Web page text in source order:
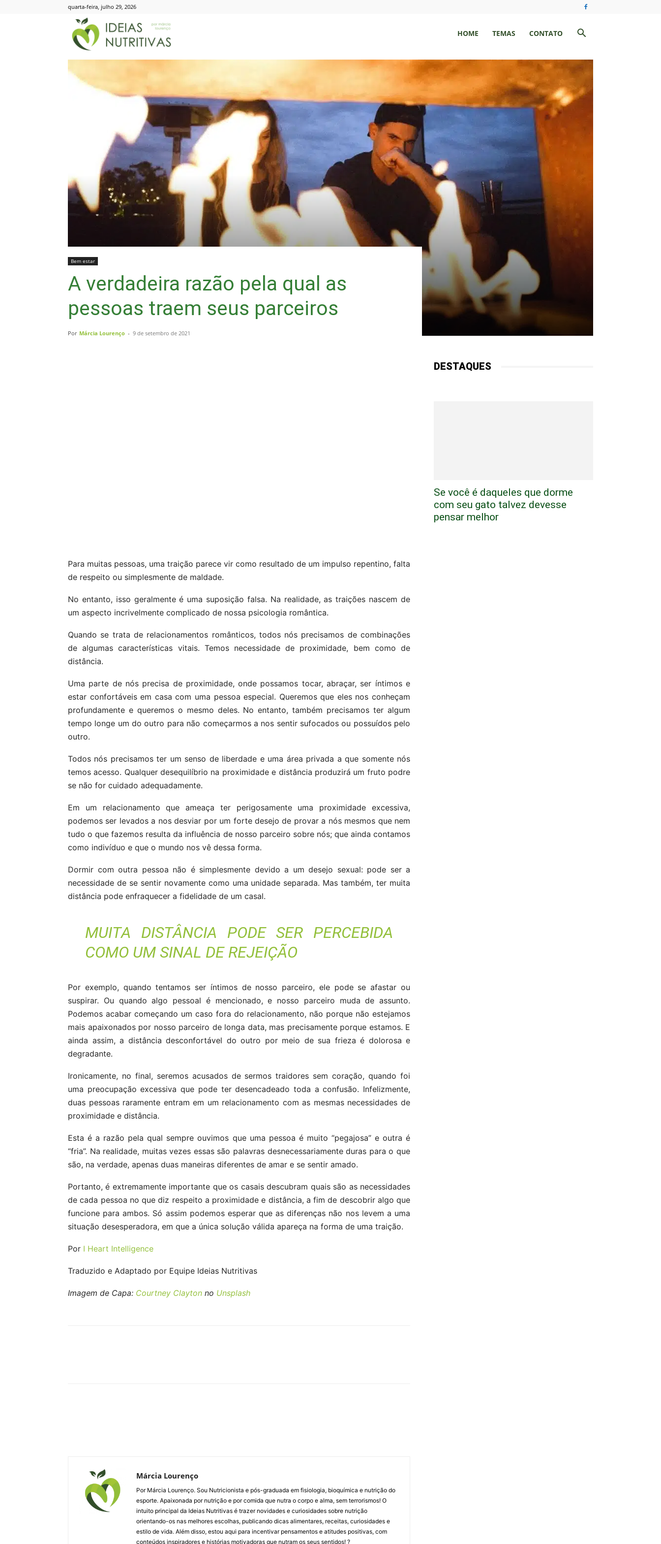
quarta-feira, julho 29, 2026
HOME TEMAS CONTATO
Bem estar
A verdadeira razão pela qual as
pessoas traem seus parceiros
Por Márcia Lourenço - 9 de setembro de 2021
Para muitas pessoas, uma traição parece vir como resultado de um impulso repentino, falta
de respeito ou simplesmente de maldade.
No entanto, isso geralmente é uma suposição falsa. Na realidade, as traições nascem de
um aspecto incrivelmente complicado de nossa psicologia romântica.
Quando se trata de relacionamentos românticos, todos nós precisamos de combinações
de algumas características vitais. Temos necessidade de proximidade, bem como de
distância.
Uma parte de nós precisa de proximidade, onde possamos tocar, abraçar, ser íntimos e
estar confortáveis em casa com uma pessoa especial. Queremos que eles nos conheçam
profundamente e queremos o mesmo deles. No entanto, também precisamos ter algum
tempo longe um do outro para não começarmos a nos sentir sufocados ou possuídos pelo
outro.
Todos nós precisamos ter um senso de liberdade e uma área privada a que somente nós
temos acesso. Qualquer desequilíbrio na proximidade e distância produzirá um fruto podre
se não for cuidado adequadamente.
Em um relacionamento que ameaça ter perigosamente uma proximidade excessiva,
podemos ser levados a nos desviar por um forte desejo de provar a nós mesmos que nem
tudo o que fazemos resulta da influência de nosso parceiro sobre nós; que ainda contamos
como indivíduo e que o mundo nos vê dessa forma.
Dormir com outra pessoa não é simplesmente devido a um desejo sexual: pode ser a
necessidade de se sentir novamente como uma unidade separada. Mas também, ter muita
distância pode enfraquecer a fidelidade de um casal.
MUITA DISTÂNCIA PODE SER PERCEBIDA
COMO UM SINAL DE REJEIÇÃO
Por exemplo, quando tentamos ser íntimos de nosso parceiro, ele pode se afastar ou
suspirar. Ou quando algo pessoal é mencionado, e nosso parceiro muda de assunto.
Podemos acabar começando um caso fora do relacionamento, não porque não estejamos
mais apaixonados por nosso parceiro de longa data, mas precisamente porque estamos. E
ainda assim, a distância desconfortável do outro por meio de sua frieza é dolorosa e
degradante.
Ironicamente, no final, seremos acusados de sermos traidores sem coração, quando foi
uma preocupação excessiva que pode ter desencadeado toda a confusão. Infelizmente,
duas pessoas raramente entram em um relacionamento com as mesmas necessidades de
proximidade e distância.
Esta é a razão pela qual sempre ouvimos que uma pessoa é muito “pegajosa” e outra é
“fria”. Na realidade, muitas vezes essas são palavras desnecessariamente duras para o que
são, na verdade, apenas duas maneiras diferentes de amar e se sentir amado.
Portanto, é extremamente importante que os casais descubram quais são as necessidades
de cada pessoa no que diz respeito a proximidade e distância, a fim de descobrir algo que
funcione para ambos. Só assim podemos esperar que as diferenças não nos levem a uma
situação desesperadora, em que a única solução válida apareça na forma de uma traição.
Por I Heart Intelligence
Traduzido e Adaptado por Equipe Ideias Nutritivas
Imagem de Capa: Courtney Clayton no Unsplash
Márcia Lourenço
Por Márcia Lourenço. Sou Nutricionista e pós-graduada em fisiologia, bioquímica e nutrição do
esporte. Apaixonada por nutrição e por comida que nutra o corpo e alma, sem terrorismos! O
intuito principal da Ideias Nutritivas é trazer novidades e curiosidades sobre nutrição
orientando-os nas melhores escolhas, publicando dicas alimentares, receitas, curiosidades e
estilo de vida. Além disso, estou aqui para incentivar pensamentos e atitudes positivas, com
conteúdos inspiradores e histórias motivadoras que nutram os seus sentidos! ?
DESTAQUES
Se você é daqueles que dorme
com seu gato talvez devesse
pensar melhor